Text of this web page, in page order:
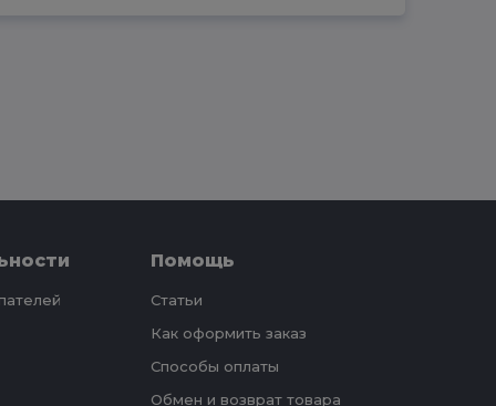
Помощь
Статьи
Как оформить заказ
Способы оплаты
Обмен и возврат товара